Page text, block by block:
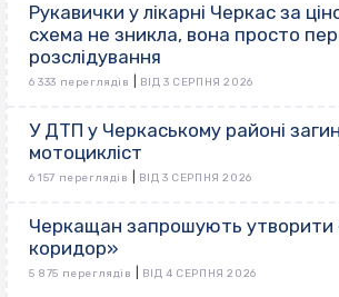
Рукавички у лікарні Черкас за
схема не зникла, вона просто
розслідування
6 333 переглядів ВІД 3 СЕРПНЯ 2026
У ДТП у Черкаському районі
мотоцикліст
6 157 переглядів ВІД 3 СЕРПНЯ 2026
Черкащан запрошують утворити
коридор»
5 875 переглядів ВІД 4 СЕРПНЯ 2026